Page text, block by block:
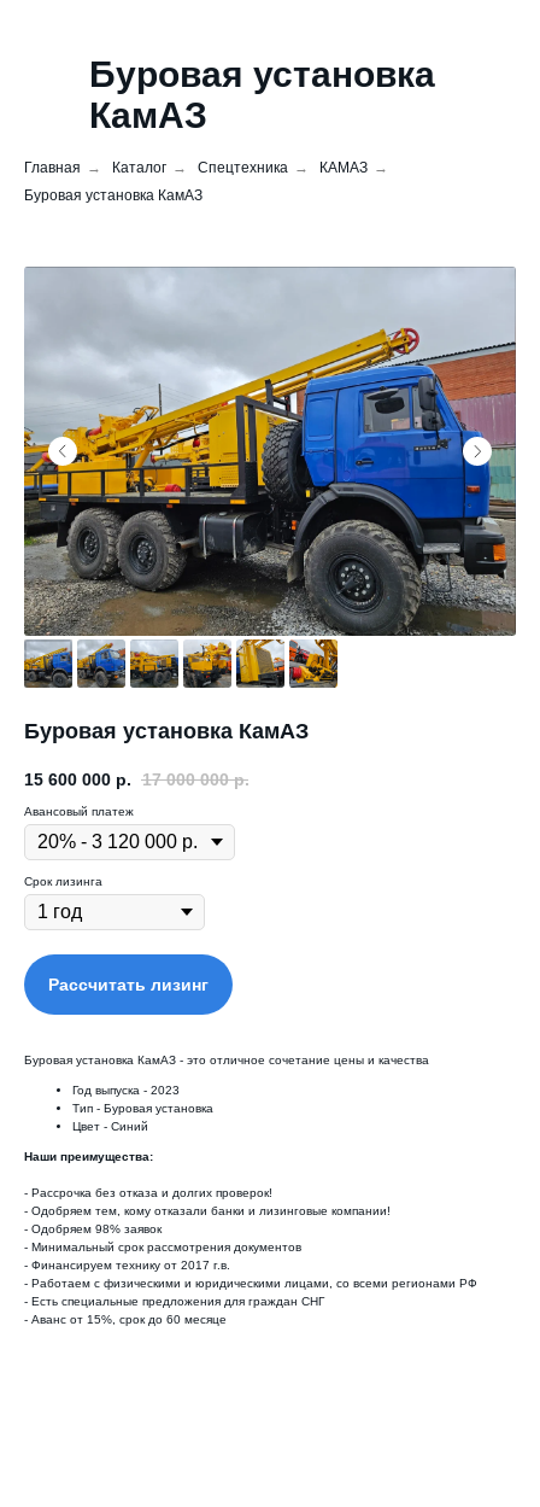
Буровая установка
КамАЗ
Главная → Каталог → Спецтехника → КАМАЗ →
Буровая установка КамАЗ
Буровая установка КамАЗ
15 600 000 р. 17 000 000 р.
Авансовый платеж
Срок лизинга
Рассчитать лизинг
Буровая установка КамАЗ - это отличное сочетание цены и качества
Год выпуска - 2023
Тип - Буровая установка
Цвет - Синий
Наши преимущества:
- Рассрочка без отказа и долгих проверок!
- Одобряем тем, кому отказали банки и лизинговые компании!
- Одобряем 98% заявок
- Минимальный срок рассмотрения документов
- Финансируем технику от 2017 г.в.
- Работаем с физическими и юридическими лицами, со всеми регионами РФ
- Есть специальные предложения для граждан СНГ
- Аванс от 15%, срок до 60 месяце